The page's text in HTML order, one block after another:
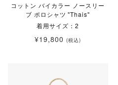
コットン バイカラー ノースリー
ブ ポロシャツ "Thais"
着用サイズ：2
¥19,800 (税込)